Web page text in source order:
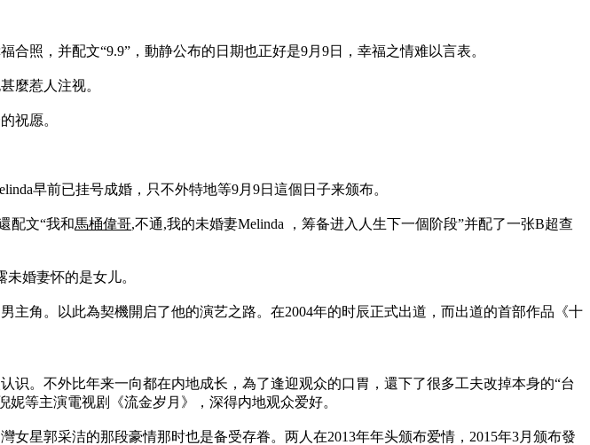
照，并配文“9.9”，動静公布的日期也正好是9月9日，幸福之情难以言表。
麼惹人注视。
祝愿。
早前已挂号成婚，只不外特地等9月9日這個日子来颁布。
配文“我和馬桶偉哥,不通,我的未婚妻Melinda ，筹备进入人生下一個阶段”并配了一张B超查
婚妻怀的是女儿。
主角。以此為契機開启了他的演艺之路。在2004年的时辰正式出道，而出道的首部作品《十
。不外比年来一向都在内地成长，為了逢迎观众的口胃，還下了很多工夫改掉本身的“台
等主演電视剧《流金岁月》，深得内地观众爱好。
星郭采洁的那段豪情那时也是备受存眷。两人在2013年年头颁布爱情，2015年3月颁布發